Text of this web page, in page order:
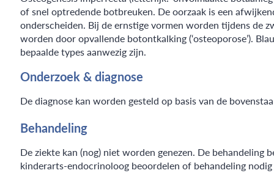
of snel optredende botbreuken. De oorzaak is een
onderscheiden. Bij de ernstige vormen worden tijdens de
worden door opvallende botontkalking (‘osteoporose’).
bepaalde types aanwezig zijn.
Onderzoek & diagnose
De diagnose kan worden gesteld op basis van de
Behandeling
De ziekte kan (nog) niet worden genezen. De
kinderarts-endocrinoloog beoordelen of behandeling